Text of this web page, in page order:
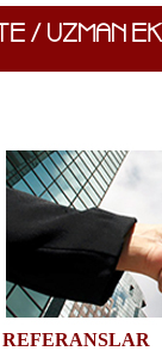
/ UZMAN
REFERANSLAR